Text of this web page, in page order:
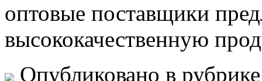
оптовые поставщики
высококачественную
Опубликовано в